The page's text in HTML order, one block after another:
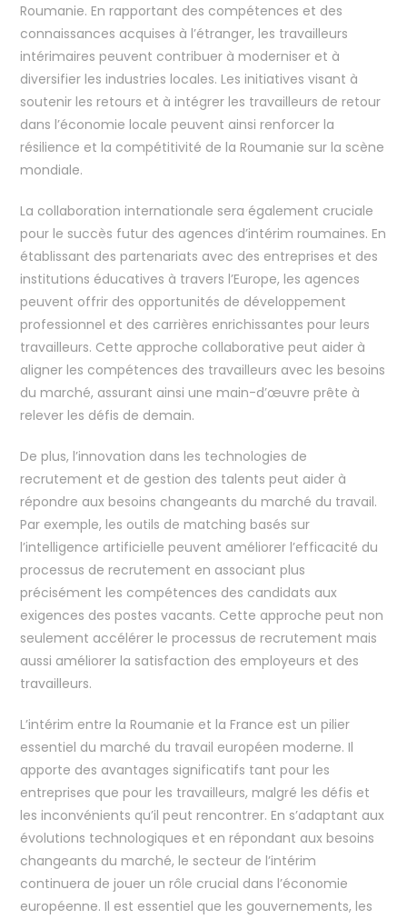
Roumanie. En rapportant des compétences et des
connaissances acquises à l’étranger, les travailleurs
intérimaires peuvent contribuer à moderniser et à
diversifier les industries locales. Les initiatives visant à
soutenir les retours et à intégrer les travailleurs de retour
dans l’économie locale peuvent ainsi renforcer la
résilience et la compétitivité de la Roumanie sur la scène
mondiale.
La collaboration internationale sera également cruciale
pour le succès futur des agences d’intérim roumaines. En
établissant des partenariats avec des entreprises et des
institutions éducatives à travers l’Europe, les agences
peuvent offrir des opportunités de développement
professionnel et des carrières enrichissantes pour leurs
travailleurs. Cette approche collaborative peut aider à
aligner les compétences des travailleurs avec les besoins
du marché, assurant ainsi une main-d’œuvre prête à
relever les défis de demain.
De plus, l’innovation dans les technologies de
recrutement et de gestion des talents peut aider à
répondre aux besoins changeants du marché du travail.
Par exemple, les outils de matching basés sur
l’intelligence artificielle peuvent améliorer l’efficacité du
processus de recrutement en associant plus
précisément les compétences des candidats aux
exigences des postes vacants. Cette approche peut non
seulement accélérer le processus de recrutement mais
aussi améliorer la satisfaction des employeurs et des
travailleurs.
L’intérim entre la Roumanie et la France est un pilier
essentiel du marché du travail européen moderne. Il
apporte des avantages significatifs tant pour les
entreprises que pour les travailleurs, malgré les défis et
les inconvénients qu’il peut rencontrer. En s’adaptant aux
évolutions technologiques et en répondant aux besoins
changeants du marché, le secteur de l’intérim
continuera de jouer un rôle crucial dans l’économie
européenne. Il est essentiel que les gouvernements, les